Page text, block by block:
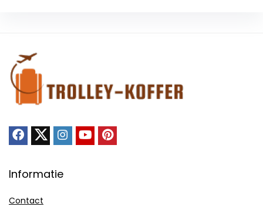
Informatie
Contact